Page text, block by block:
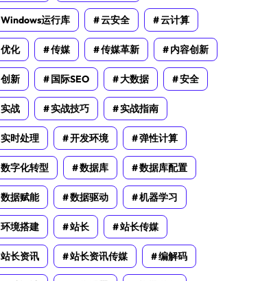
Windows运行库 云安全 云计算
优化 传媒 传媒革新 内容创新
创新 国际SEO 大数据 安全
实战 实战技巧 实战指南
实时处理 开发环境 弹性计算
数字化转型 数据库 数据库配置
数据赋能 数据驱动 机器学习
环境搭建 站长 站长传媒
站长资讯 站长资讯传媒 编解码